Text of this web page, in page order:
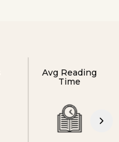
Avg Reading
Time